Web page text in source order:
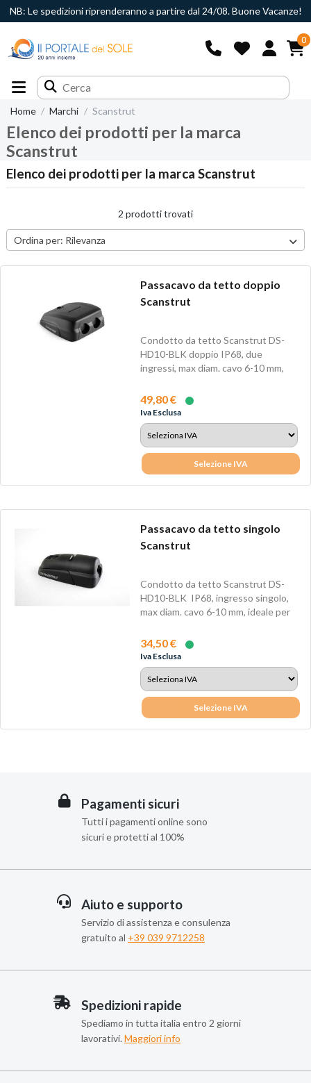
NB: Le spedizioni riprenderanno a partire dal 24/08. Buone Vacanze!
0
Home Marchi Scanstrut
Elenco dei prodotti per la marca
Scanstrut
Elenco dei prodotti per la marca Scanstrut
2 prodotti trovati
Ordina per: Rilevanza
Passacavo da tetto doppio
Scanstrut
Condotto da tetto Scanstrut DS-
HD10-BLK doppio IP68, due
ingressi, max diam. cavo 6-10 mm,
49,80 €
Iva Esclusa
Selezione IVA
Passacavo da tetto singolo
Scanstrut
Condotto da tetto Scanstrut DS-
HD10-BLK IP68, ingresso singolo,
max diam. cavo 6-10 mm, ideale per
34,50 €
Iva Esclusa
Selezione IVA
Pagamenti sicuri
Tutti i pagamenti online sono
sicuri e protetti al 100%
Aiuto e supporto
Servizio di assistenza e consulenza
gratuito al +39 039 9712258
Spedizioni rapide
Spediamo in tutta italia entro 2 giorni
lavorativi. Maggiori info